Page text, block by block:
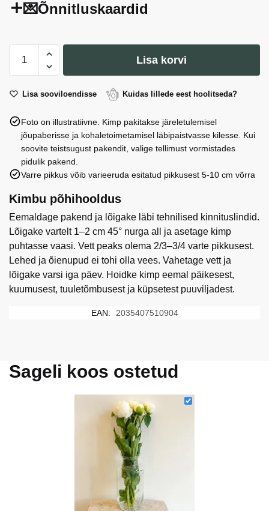
💌Õnnitluskaardid
valge
(5
kogus
Lisa korvi
Lisa sooviloendisse Kuidas lillede eest hoolitseda?
Foto on illustratiivne. Kimp pakitakse järeletulemisel
jõupaberisse ja kohaletoimetamisel läbipaistvasse kilesse. Kui
soovite teistsugust pakendit, valige tellimust vormistades
pidulik pakend.
Varre pikkus võib varieeruda esitatud pikkusest 5-10 cm võrra
Kimbu põhihooldus
Eemaldage pakend ja lõigake läbi tehnilised kinnituslindid.
Lõigake vartelt 1–2 cm 45° nurga all ja asetage kimp
puhtasse vaasi. Vett peaks olema 2/3–3/4 varte pikkusest.
Lehed ja õienupud ei tohi olla vees. Vahetage vett ja
lõigake varsi iga päev. Hoidke kimp eemal päikesest,
kuumusest, tuuletõmbusest ja küpsetest puuviljadest.
EAN: 2035407510904
Sageli koos ostetud